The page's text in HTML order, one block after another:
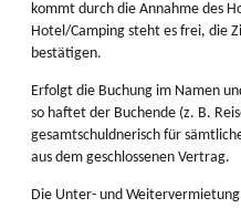
kommt durch die Annahme des
Hotel/Camping steht es frei, die
bestätigen.
Erfolgt die Buchung im Namen
so haftet der Buchende (z. B.
gesamtschuldnerisch für
aus dem geschlossenen Vertrag.
Die Unter- und